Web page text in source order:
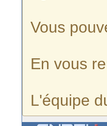
Vous
En vous
L'équipe